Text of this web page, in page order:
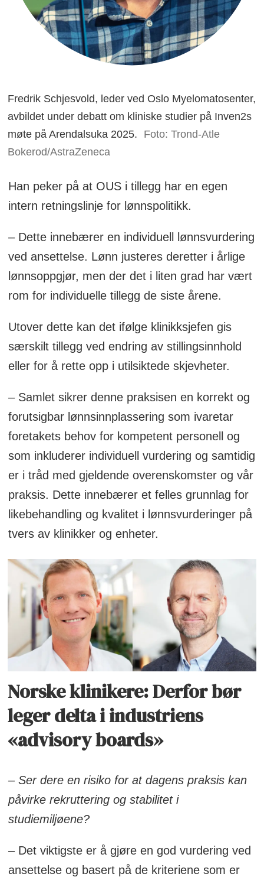
Fredrik Schjesvold, leder ved Oslo Myelomatosenter,
avbildet under debatt om kliniske studier på Inven2s
møte på Arendalsuka 2025.
Foto: Trond-Atle
Bokerod/AstraZeneca
Han peker på at OUS i tillegg har en egen
intern retningslinje for lønnspolitikk.
– Dette innebærer en individuell lønnsvurdering
ved ansettelse. Lønn justeres deretter i årlige
lønnsoppgjør, men der det i liten grad har vært
rom for individuelle tillegg de siste årene.
Utover dette kan det ifølge klinikksjefen gis
særskilt tillegg ved endring av stillingsinnhold
eller for å rette opp i utilsiktede skjevheter.
– Samlet sikrer denne praksisen en korrekt og
forutsigbar lønnsinnplassering som ivaretar
foretakets behov for kompetent personell og
som inkluderer individuell vurdering og samtidig
er i tråd med gjeldende overenskomster og vår
praksis. Dette innebærer et felles grunnlag for
likebehandling og kvalitet i lønnsvurderinger på
tvers av klinikker og enheter.
Norske klinikere: Derfor bør
leger delta i industriens
«advisory boards»
– Ser dere en risiko for at dagens praksis kan
påvirke rekruttering og stabilitet i
studiemiljøene?
– Det viktigste er å gjøre en god vurdering ved
ansettelse og basert på de kriteriene som er